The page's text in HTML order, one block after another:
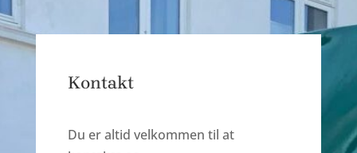
Kontakt
Du er altid velkommen til at